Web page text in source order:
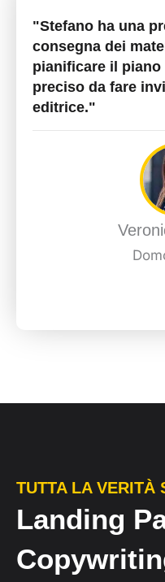
"Stefano ha una
consegna dei
pianificare il
preciso da fare
editrice."
TUTTA LA VERITÀ
Landing